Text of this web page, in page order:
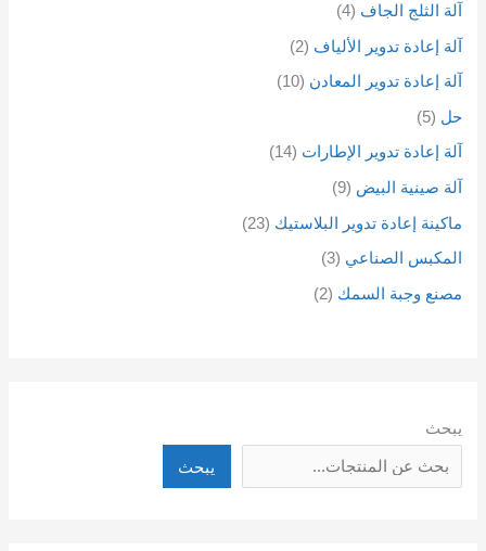
آلة الثلج الجاف 4
آلة إعادة تدوير الألياف 2
آلة إعادة تدوير المعادن 10
حل 5
آلة إعادة تدوير الإطارات 14
آلة صينية البيض 9
ماكينة إعادة تدوير البلاستيك 23
المكبس الصناعي 3
مصنع وجبة السمك 2
يبحث
يبحث